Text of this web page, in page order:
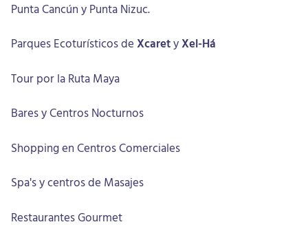
Punta Cancún y Punta Nizuc.
Parques Ecoturísticos de XcaretyXel-Há
Tour por la Ruta Maya
Bares y Centros Nocturnos
Shopping en Centros Comerciales
Spa's y centros de Masajes
Restaurantes Gourmet